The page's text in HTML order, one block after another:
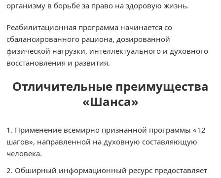
организму в борьбе за право на здоровую жизнь.
Реабилитационная программа начинается со
сбалансированного рациона, дозированной
физической нагрузки, интеллектуального и духовного
восстановления и развития.
Отличительные преимущества
«Шанса»
Применение всемирно признанной программы «12
шагов», направленной на духовную составляющую
человека.
Обширный информационный ресурс предоставляет